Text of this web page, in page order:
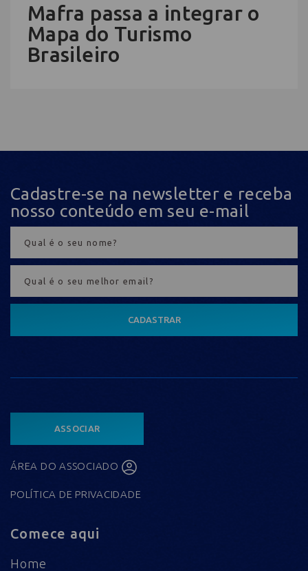
Mafra passa a integrar o
Mapa do Turismo
Brasileiro
Cadastre-se na newsletter e receba
nosso conteúdo em seu e-mail
CADASTRAR
ASSOCIAR
ÁREA DO ASSOCIADO
POLÍTICA DE PRIVACIDADE
Comece aqui
Home